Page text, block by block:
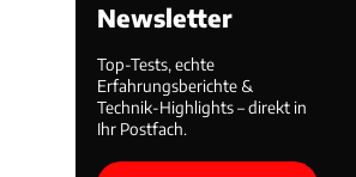
Newsletter
Top-Tests, echte
Erfahrungsberichte &
Technik-Highlights – direkt in
Ihr Postfach.